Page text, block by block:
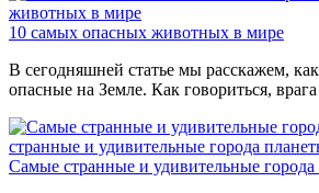
животных в мире
10 самых опасных животных в мире
В сегодняшней статье мы расскажем,
опасные на Земле. Как говориться,
странные и удивительные города
Самые странные и удивительные